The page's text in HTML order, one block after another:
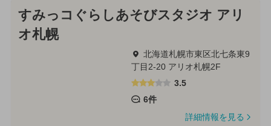
すみっコぐらしあそびスタジオ アリ
オ札幌
北海道札幌市東区北七条東9
丁目2-20 アリオ札幌2F
3.5
6件
詳細情報を見る